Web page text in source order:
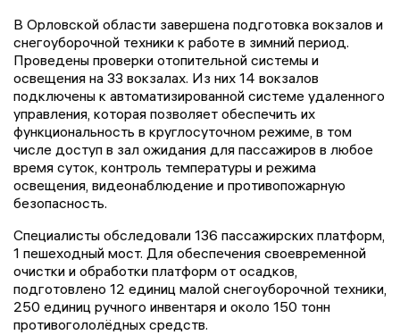
В Орловской области завершена подготовка вокзалов и
снегоуборочной техники к работе в зимний период.
Проведены проверки отопительной системы и
освещения на 33 вокзалах. Из них 14 вокзалов
подключены к автоматизированной системе удаленного
управления, которая позволяет обеспечить их
функциональность в круглосуточном режиме, в том
числе доступ в зал ожидания для пассажиров в любое
время суток, контроль температуры и режима
освещения, видеонаблюдение и противопожарную
безопасность.
Специалисты обследовали 136 пассажирских платформ,
1 пешеходный мост. Для обеспечения своевременной
очистки и обработки платформ от осадков,
подготовлено 12 единиц малой снегоуборочной техники,
250 единиц ручного инвентаря и около 150 тонн
противогололёдных средств.